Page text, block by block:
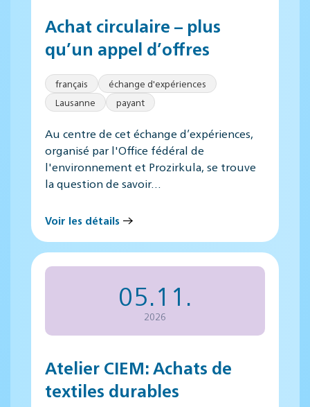
Achat circulaire – plus
qu’un appel d’offres
français
échange d'expériences
Lausanne
payant
Au centre de cet échange d’expériences,
organisé par l'Office fédéral de
l'environnement et Prozirkula, se trouve
la question de savoir…
Voir les détails
05.11.
2026
Atelier CIEM: Achats de
textiles durables